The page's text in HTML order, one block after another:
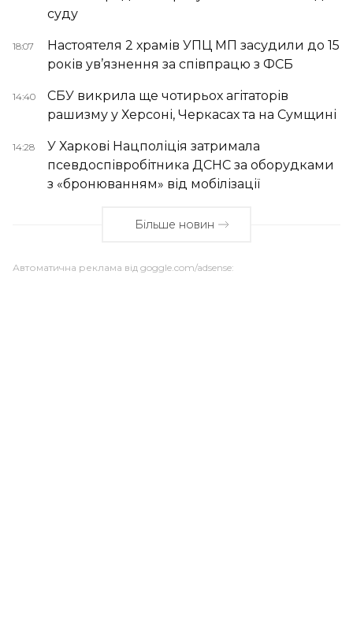
суду
18:07
Настоятеля 2 храмів УПЦ МП засудили до 15
років ув’язнення за співпрацю з ФСБ
14:40
СБУ викрила ще чотирьох агітаторів
рашизму у Херсоні, Черкасах та на Сумщині
14:28
У Харкові Нацполіція затримала
псевдоспівробітника ДСНС за оборудками
з «бронюванням» від мобілізації
Більше новин
Автоматична реклама від goggle.com/adsense: